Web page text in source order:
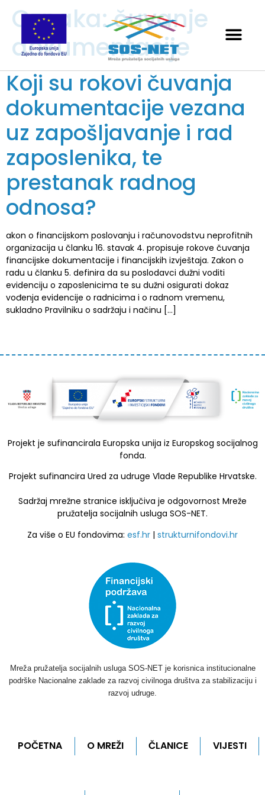
Oznaka:čuvanje
dokumentacije
Koji su rokovi čuvanja
dokumentacije vezana
uz zapošljavanje i rad
zaposlenika, te
prestanak radnog
odnosa?
akon o financijskom poslovanju i računovodstvu neprofitnih
organizacija u članku 16. stavak 4. propisuje rokove čuvanja
financijske dokumentacije i financijskih izvještaja. Zakon o
radu u članku 5. definira da su poslodavci dužni voditi
evidenciju o zaposlenicima te su dužni osigurati dokaz
vođenja evidencije o radnicima i o radnom vremenu,
sukladno Pravilniku o sadržaju i načinu […]
Projekt je sufinancirala Europska unija iz Europskog socijalnog
fonda.
Projekt sufinancira Ured za udruge Vlade Republike Hrvatske.
Sadržaj mrežne stranice isključiva je odgovornost Mreže
pružatelja socijalnih usluga SOS-NET.
Za više o EU fondovima: esf.hr | strukturnifondovi.hr
Mreža pružatelja socijalnih usluga SOS-NET je korisnica institucionalne
podrške Nacionalne zaklade za razvoj civilnoga društva za stabilizaciju i
razvoj udruge.
POČETNA O MREŽI ČLANICE VIJESTI